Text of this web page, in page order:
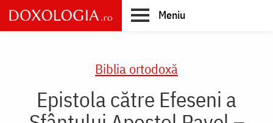
Skip
to
main
Meniu
Biblia ortodoxă
Epistola către Efeseni a